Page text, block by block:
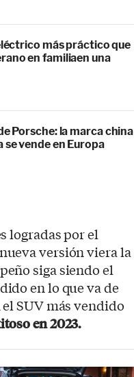
más práctico que
en familiaen una
Porsche: la marca china
se vende en Europa
logradas por el
versión viera la
siga siendo el
en lo que va de
SUV más vendido
en 2023.